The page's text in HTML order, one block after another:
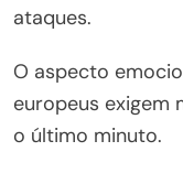
ataques.
O aspecto
europeus exigem
o último minuto.